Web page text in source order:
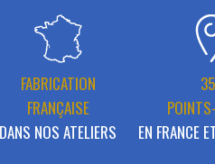
FABRICATION
FRANÇAISE
DANS NOS ATELIERS
EN FRANCE